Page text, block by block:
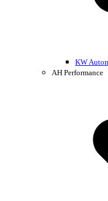
KW
AH Performance